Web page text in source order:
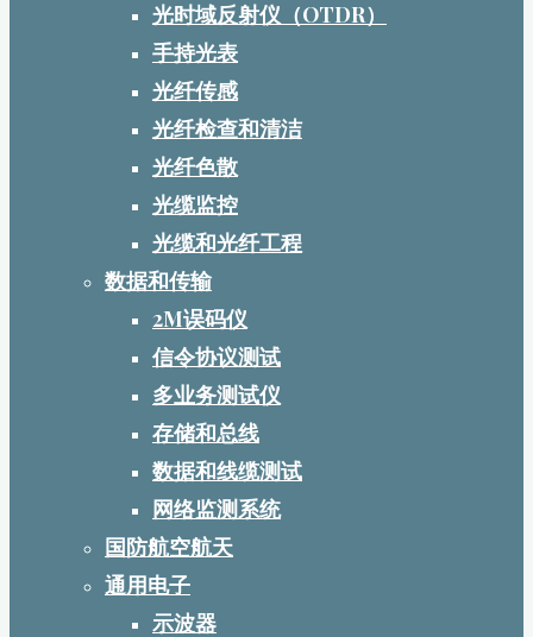
光时域反射仪（OTDR）
手持光表
光纤传感
光纤检查和清洁
光纤色散
光缆监控
光缆和光纤工程
数据和传输
2M误码仪
信令协议测试
多业务测试仪
存储和总线
数据和线缆测试
网络监测系统
国防航空航天
通用电子
示波器